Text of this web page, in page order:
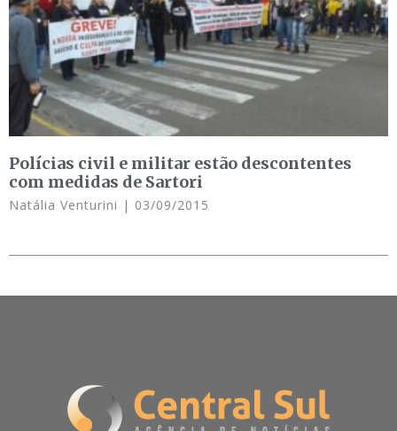
Polícias civil e militar estão descontentes
com medidas de Sartori
Natália Venturini 03/09/2015